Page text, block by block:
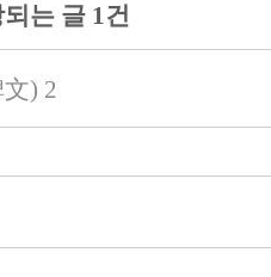
는 글 1건
) 2